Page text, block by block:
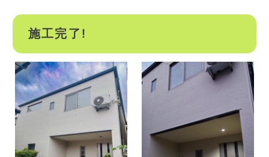
施工完了!